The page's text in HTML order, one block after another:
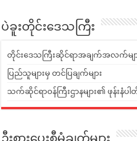
ပဲခူးတိုင်းဒေသကြီး
တိုင်းဒေသကြီးဆိုင်ရာအချက်အလက်မျာ
ပြည်သူများမှ တင်ပြချက်များ
သက်ဆိုင်ရာဝန်ကြီးဌာနများ၏ ဖုန်းနံပါတ်